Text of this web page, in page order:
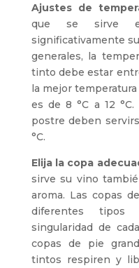
Ajustes de
que se sirve
significativamente
generales, la
tinto debe estar
la mejor
es de 8 °C a 12
postre deben
°C.
Elija la copa
sirve su vino
aroma. Las copas
diferentes
singularidad de
copas de pie
tintos respiren y